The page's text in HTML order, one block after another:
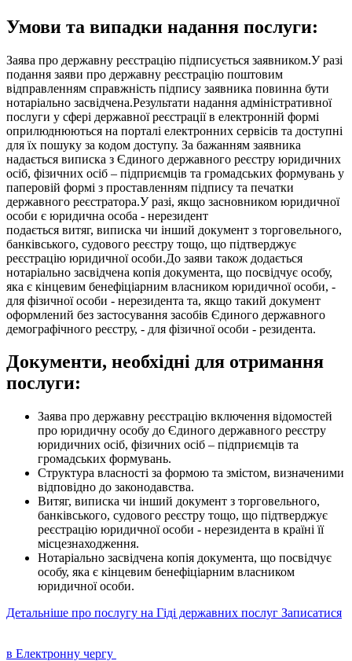
Умови та випадки надання послуги:
Заява про державну реєстрацію підписується заявником.У разі
подання заяви про державну реєстрацію поштовим
відправленням справжність підпису заявника повинна бути
нотаріально засвідчена.Результати надання адміністративної
послуги у сфері державної реєстрації в електронній формі
оприлюднюються на порталі електронних сервісів та доступні
для їх пошуку за кодом доступу. За бажанням заявника
надається виписка з Єдиного державного реєстру юридичних
осіб, фізичних осіб – підприємців та громадських формувань у
паперовій формі з проставленням підпису та печатки
державного реєстратора.У разі, якщо засновником юридичної
особи є юридична особа - нерезидент
подається витяг, виписка чи інший документ з торговельного,
банківського, судового реєстру тощо, що підтверджує
реєстрацію юридичної особи.До заяви також додається
нотаріально засвідчена копія документа, що посвідчує особу,
яка є кінцевим бенефіціарним власником юридичної особи, -
для фізичної особи - нерезидента та, якщо такий документ
оформлений без застосування засобів Єдиного державного
демографічного реєстру, - для фізичної особи - резидента.
Документи, необхідні для отримання
послуги:
Заява про державну реєстрацію включення відомостей
про юридичну особу до Єдиного державного реєстру
юридичних осіб, фізичних осіб – підприємців та
громадських формувань.
Структура власності за формою та змістом, визначеними
відповідно до законодавства.
Витяг, виписка чи інший документ з торговельного,
банківського, судового реєстру тощо, що підтверджує
реєстрацію юридичної особи - нерезидента в країні її
місцезнаходження.
Нотаріально засвідчена копія документа, що посвідчує
особу, яка є кінцевим бенефіціарним власником
юридичної особи.
Детальніше про послугу на Гіді державних послуг Записатися
в Електронну чергу